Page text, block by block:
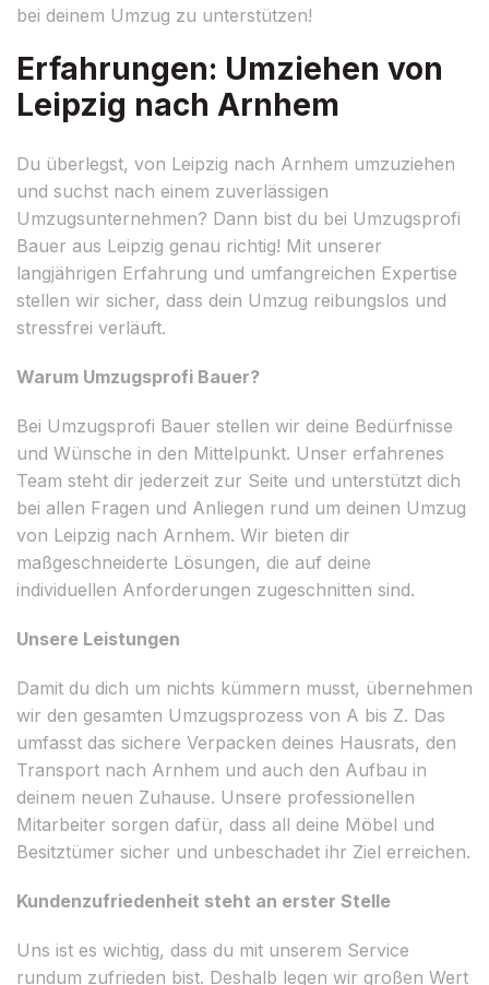
bei deinem Umzug zu unterstützen!
Erfahrungen: Umziehen von
Leipzig nach Arnhem
Du überlegst, von Leipzig nach Arnhem umzuziehen
und suchst nach einem zuverlässigen
Umzugsunternehmen? Dann bist du bei Umzugsprofi
Bauer aus Leipzig genau richtig! Mit unserer
langjährigen Erfahrung und umfangreichen Expertise
stellen wir sicher, dass dein Umzug reibungslos und
stressfrei verläuft.
Warum Umzugsprofi Bauer?
Bei Umzugsprofi Bauer stellen wir deine Bedürfnisse
und Wünsche in den Mittelpunkt. Unser erfahrenes
Team steht dir jederzeit zur Seite und unterstützt dich
bei allen Fragen und Anliegen rund um deinen Umzug
von Leipzig nach Arnhem. Wir bieten dir
maßgeschneiderte Lösungen, die auf deine
individuellen Anforderungen zugeschnitten sind.
Unsere Leistungen
Damit du dich um nichts kümmern musst, übernehmen
wir den gesamten Umzugsprozess von A bis Z. Das
umfasst das sichere Verpacken deines Hausrats, den
Transport nach Arnhem und auch den Aufbau in
deinem neuen Zuhause. Unsere professionellen
Mitarbeiter sorgen dafür, dass all deine Möbel und
Besitztümer sicher und unbeschadet ihr Ziel erreichen.
Kundenzufriedenheit steht an erster Stelle
Uns ist es wichtig, dass du mit unserem Service
rundum zufrieden bist. Deshalb legen wir großen Wert